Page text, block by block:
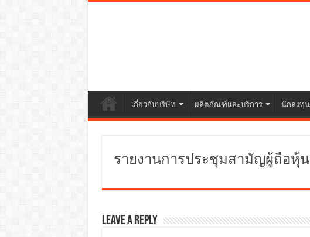
เกี่ยวกับบริษัท ผลิตภัณฑ์และบริการ นักลงทุ
รายงานการประชุมสามัญผู้ถือหุ้น
Leave a Reply